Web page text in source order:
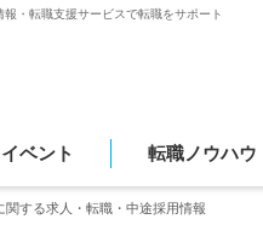
・転職支援サービスで転職をサポート
ベント 転職ノウハウ
関する求人・転職・中途採用情報